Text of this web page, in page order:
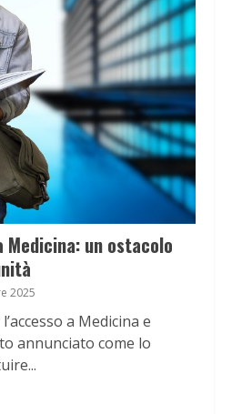
un ostacolo
2025
a Medicina e
annunciato come lo